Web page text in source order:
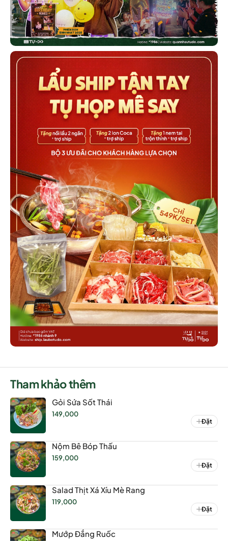
Tham khảo thêm
Gỏi Sứa Sốt Thái
149,000
Đặt
Nộm Bê Bóp Thấu
159,000
Đặt
Salad Thịt Xá Xíu Mè Rang
119,000
Đặt
Mướp Đắng Ruốc